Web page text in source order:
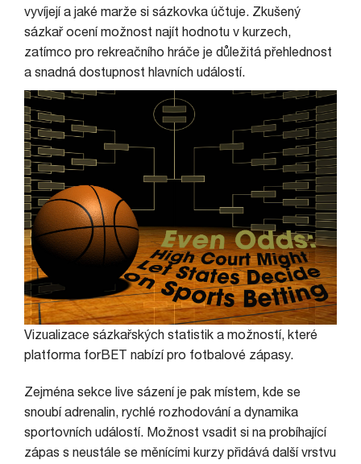
vyvíjejí a jaké marže si sázkovka účtuje. Zkušený
sázkař ocení možnost najít hodnotu v kurzech,
zatímco pro rekreačního hráče je důležitá přehlednost
a snadná dostupnost hlavních událostí.
Vizualizace sázkařských statistik a možností, které
platforma forBET nabízí pro fotbalové zápasy.
Zejména sekce live sázení je pak místem, kde se
snoubí adrenalin, rychlé rozhodování a dynamika
sportovních událostí. Možnost vsadit si na probíhající
zápas s neustále se měnícími kurzy přidává další vrstvu